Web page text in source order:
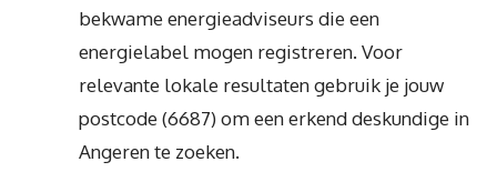
bekwame energieadviseurs die een
energielabel mogen registreren. Voor
relevante lokale resultaten gebruik je jouw
postcode (6687) om een erkend deskundige in
Angeren te zoeken.